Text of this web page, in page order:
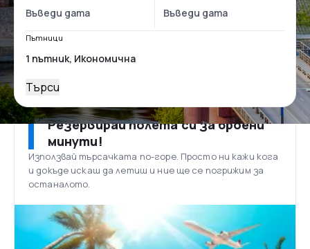
Пътници
Търси
Резервирай полета си за броени
минути!
Използвай търсачката по-горе. Просто ни кажи кога
и докъде искаш да летиш и ние ще се погрижим за
останалото.